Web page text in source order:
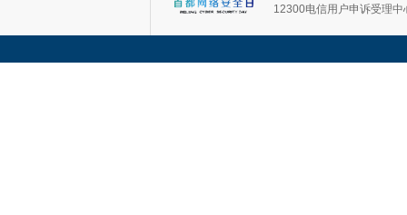
12300电信用户申诉受理中